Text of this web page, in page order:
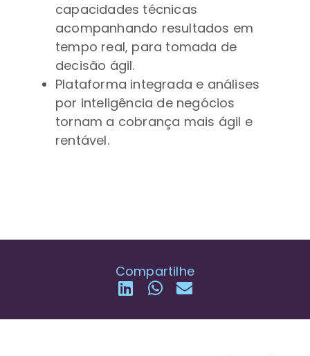
capacidades técnicas
acompanhando resultados em
tempo real, para tomada de
decisão ágil.
Plataforma integrada e análises
por inteligência de negócios
tornam a cobrança mais ágil e
rentável.
Compartilhe